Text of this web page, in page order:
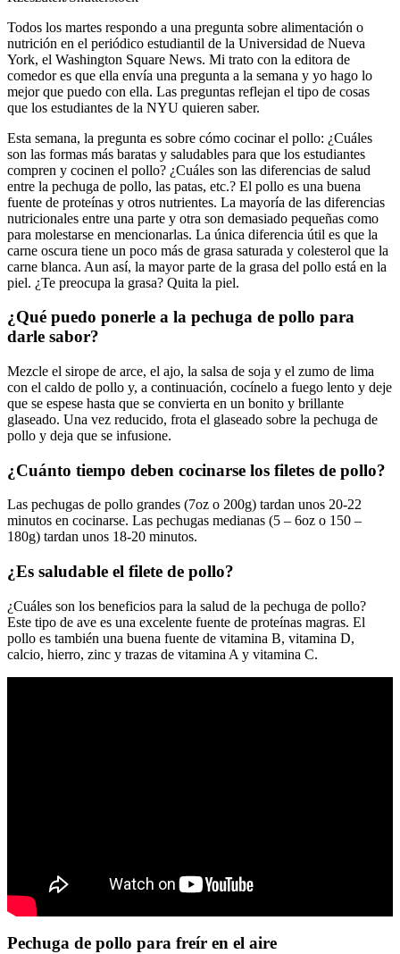
Todos los martes respondo a una pregunta sobre alimentación o
nutrición en el periódico estudiantil de la Universidad de Nueva
York, el Washington Square News. Mi trato con la editora de
comedor es que ella envía una pregunta a la semana y yo hago lo
mejor que puedo con ella. Las preguntas reflejan el tipo de cosas
que los estudiantes de la NYU quieren saber.
Esta semana, la pregunta es sobre cómo cocinar el pollo: ¿Cuáles
son las formas más baratas y saludables para que los estudiantes
compren y cocinen el pollo? ¿Cuáles son las diferencias de salud
entre la pechuga de pollo, las patas, etc.? El pollo es una buena
fuente de proteínas y otros nutrientes. La mayoría de las diferencias
nutricionales entre una parte y otra son demasiado pequeñas como
para molestarse en mencionarlas. La única diferencia útil es que la
carne oscura tiene un poco más de grasa saturada y colesterol que la
carne blanca. Aun así, la mayor parte de la grasa del pollo está en la
piel. ¿Te preocupa la grasa? Quita la piel.
¿Qué puedo ponerle a la pechuga de pollo para
darle sabor?
Mezcle el sirope de arce, el ajo, la salsa de soja y el zumo de lima
con el caldo de pollo y, a continuación, cocínelo a fuego lento y deje
que se espese hasta que se convierta en un bonito y brillante
glaseado. Una vez reducido, frota el glaseado sobre la pechuga de
pollo y deja que se infusione.
¿Cuánto tiempo deben cocinarse los filetes de pollo?
Las pechugas de pollo grandes (7oz o 200g) tardan unos 20-22
minutos en cocinarse. Las pechugas medianas (5 – 6oz o 150 –
180g) tardan unos 18-20 minutos.
¿Es saludable el filete de pollo?
¿Cuáles son los beneficios para la salud de la pechuga de pollo?
Este tipo de ave es una excelente fuente de proteínas magras. El
pollo es también una buena fuente de vitamina B, vitamina D,
calcio, hierro, zinc y trazas de vitamina A y vitamina C.
Pechuga de pollo para freír en el aire